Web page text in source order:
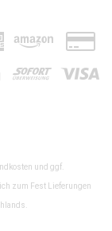
und ggf.
zum Fest Lieferungen